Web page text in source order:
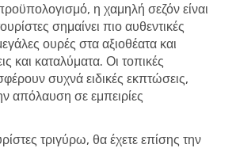
η χαμηλή σεζόν είναι
σημαίνει πιο αυθεντικές
ουρές στα αξιοθέατα και
και καταλύματα. Οι τοπικές
συχνά ειδικές εκπτώσεις,
απόλαυση σε εμπειρίες
τριγύρω, θα έχετε επίσης την